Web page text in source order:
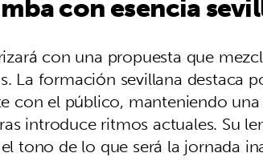
con una propuesta que
La formación sevillana destaca
con el público, manteniendo
introduce ritmos actuales. Su
tono de lo que será la jornada